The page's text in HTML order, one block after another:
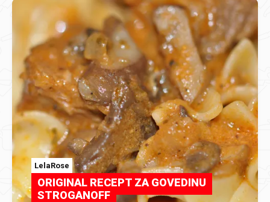
LelaRose
ORIGINAL RECEPT ZA GOVEDINU
STROGANOFF